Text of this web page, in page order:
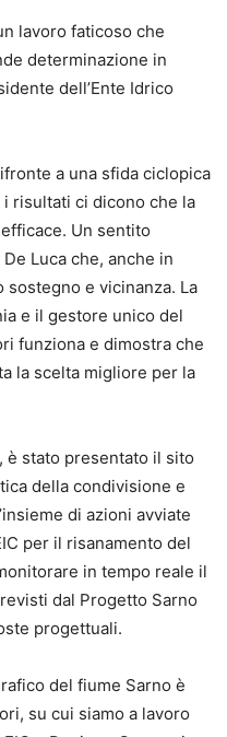
lavoro faticoso che
determinazione in
dell’Ente Idrico
a una sfida ciclopica
risultati ci dicono che la
Un sentito
Luca che, anche in
e vicinanza. La
e il gestore unico del
funziona e dimostra che
la scelta migliore per la
è stato presentato il sito
della condivisione e
di azioni avviate
per il risanamento del
in tempo reale il
dal Progetto Sarno
progettuali.
del fiume Sarno è
su cui siamo a lavoro